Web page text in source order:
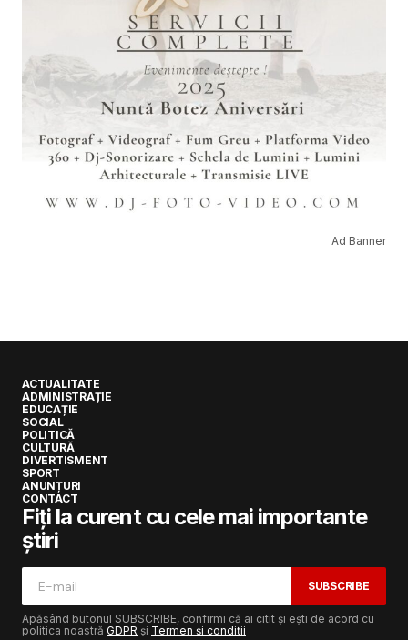
Ad Banner
ACTUALITATE
ADMINISTRAȚIE
EDUCAȚIE
SOCIAL
POLITICĂ
CULTURĂ
DIVERTISMENT
SPORT
ANUNȚURI
CONTACT
Fiți la curent cu cele mai importante
știri
SUBSCRIBE
Apăsând butonul SUBSCRIBE, confirmi că ai citit și ești de acord cu
politica noastră GDPR și Termen și condiții